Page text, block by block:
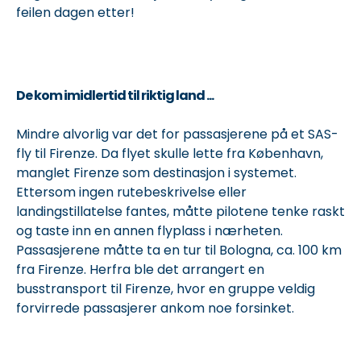
feilen dagen etter!
De kom imidlertid til riktig land ...
Mindre alvorlig var det for passasjerene på et SAS-
fly til Firenze. Da flyet skulle lette fra København,
manglet Firenze som destinasjon i systemet.
Ettersom ingen rutebeskrivelse eller
landingstillatelse fantes, måtte pilotene tenke raskt
og taste inn en annen flyplass i nærheten.
Passasjerene måtte ta en tur til Bologna, ca. 100 km
fra Firenze. Herfra ble det arrangert en
busstransport til Firenze, hvor en gruppe veldig
forvirrede passasjerer ankom noe forsinket.